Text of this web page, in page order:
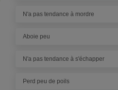
N'a pas tendance à mordre
Aboie peu
N'a pas tendance à s'échapper
Perd peu de poils